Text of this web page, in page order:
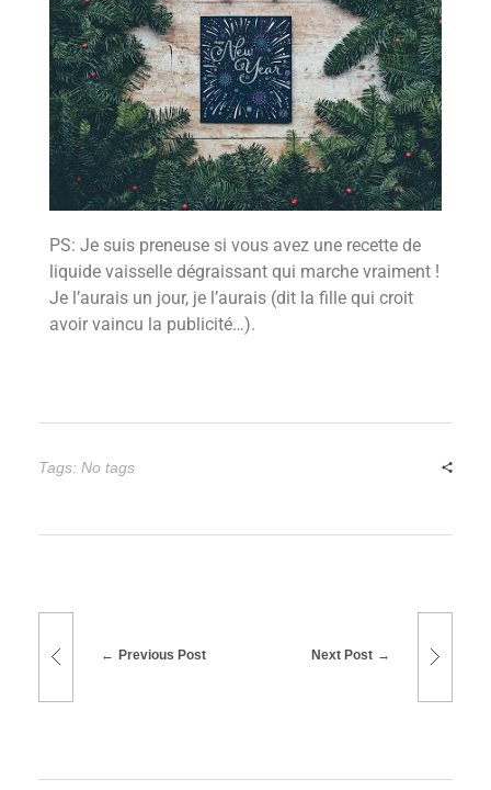
PS: Je suis preneuse si vous avez une recette de
liquide vaisselle dégraissant qui marche vraiment !
Je l’aurais un jour, je l’aurais (dit la fille qui croit
avoir vaincu la publicité…).
Tags: No tags
Previous Post Next Post